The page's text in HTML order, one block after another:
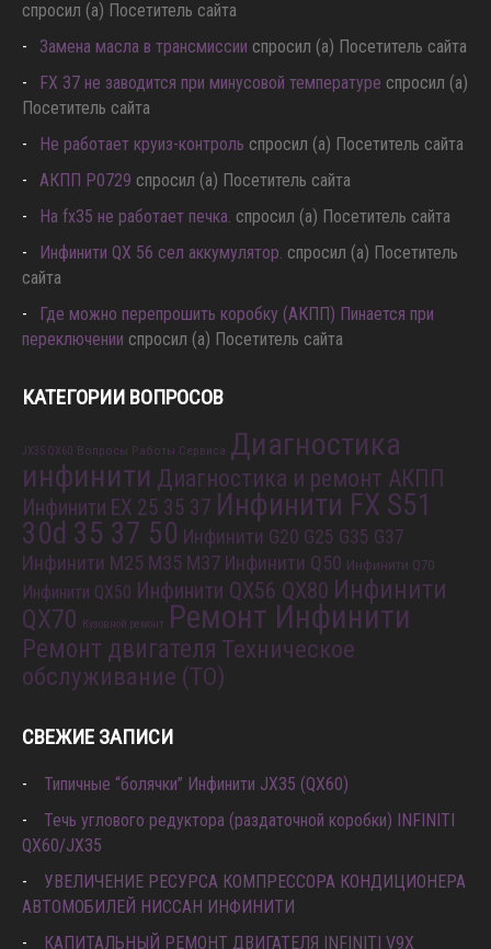
спросил (а) Посетитель сайта
Замена масла в трансмиссии спросил (а) Посетитель сайта
FX 37 не заводится при минусовой температуре спросил (а)
Посетитель сайта
Не работает круиз-контроль спросил (а) Посетитель сайта
АКПП P0729 спросил (а) Посетитель сайта
Hа fx35 не работает печка. спросил (а) Посетитель сайта
Инфинити QX 56 сел аккумулятор. спросил (а) Посетитель
сайта
Где можно перепрошить коробку (АКПП) Пинается при
переключении спросил (а) Посетитель сайта
КАТЕГОРИИ ВОПРОСОВ
JX35 QX60 Вопросы Работы Сервиса Диагностика
инфинити Диагностика и ремонт АКПП
Инфинити EX 25 35 37 Инфинити FX S51
30d 35 37 50 Инфинити G20 G25 G35 G37
Инфинити M25 M35 M37 Инфинити Q50 Инфинити Q70
Инфинити QX50 Инфинити QX56 QX80 Инфинити
QX70 Кузовной ремонт Ремонт Инфинити
Ремонт двигателя Техническое
обслуживание (ТО)
СВЕЖИЕ ЗАПИСИ
Типичные “болячки” Инфинити JX35 (QX60)
Течь углового редуктора (раздаточной коробки) INFINITI
QX60/JX35
УВЕЛИЧЕНИЕ РЕСУРСА КОМПРЕССОРА КОНДИЦИОНЕРА
АВТОМОБИЛЕЙ НИССАН ИНФИНИТИ
КАПИТАЛЬНЫЙ РЕМОНТ ДВИГАТЕЛЯ INFINITI V9X